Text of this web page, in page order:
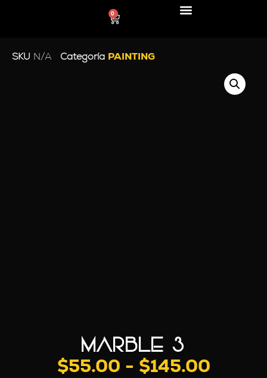
0
SKU N/A Categoría PAINTING
MARBLE 3
$55.00 - $145.00